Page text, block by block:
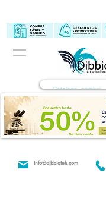
info@dibbiotek.com